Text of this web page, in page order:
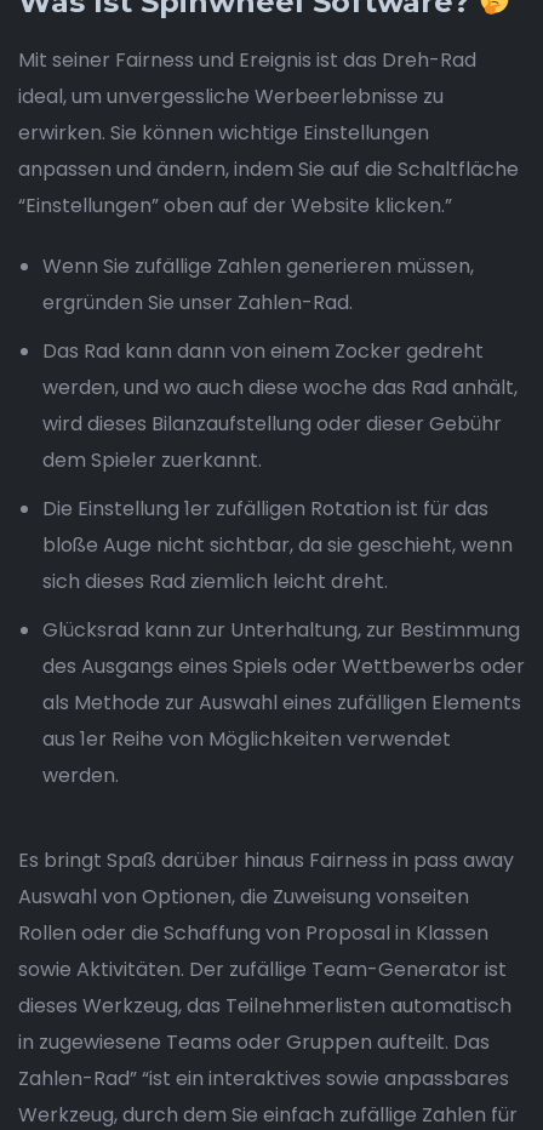
Mit seiner Fairness und Ereignis ist das Dreh-Rad
ideal, um unvergessliche Werbeerlebnisse zu
erwirken. Sie können wichtige Einstellungen
anpassen und ändern, indem Sie auf die Schaltfläche
“Einstellungen” oben auf der Website klicken.”
Wenn Sie zufällige Zahlen generieren müssen,
ergründen Sie unser Zahlen-Rad.
Das Rad kann dann von einem Zocker gedreht
werden, und wo auch diese woche das Rad anhält,
wird dieses Bilanzaufstellung oder dieser Gebühr
dem Spieler zuerkannt.
Die Einstellung 1er zufälligen Rotation ist für das
bloße Auge nicht sichtbar, da sie geschieht, wenn
sich dieses Rad ziemlich leicht dreht.
Glücksrad kann zur Unterhaltung, zur Bestimmung
des Ausgangs eines Spiels oder Wettbewerbs oder
als Methode zur Auswahl eines zufälligen Elements
aus 1er Reihe von Möglichkeiten verwendet
werden.
Es bringt Spaß darüber hinaus Fairness in pass away
Auswahl von Optionen, die Zuweisung vonseiten
Rollen oder die Schaffung von Proposal in Klassen
sowie Aktivitäten. Der zufällige Team-Generator ist
dieses Werkzeug, das Teilnehmerlisten automatisch
in zugewiesene Teams oder Gruppen aufteilt. Das
Zahlen-Rad” “ist ein interaktives sowie anpassbares
Werkzeug, durch dem Sie einfach zufällige Zahlen für